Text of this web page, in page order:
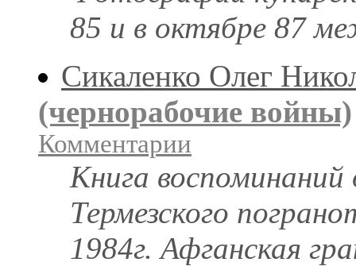
85 и в октябре 87
Сикаленко Олег
(чернорабочие войны)
Комментарии
Книга воспоминаний
Термезского
1984г. Афганская